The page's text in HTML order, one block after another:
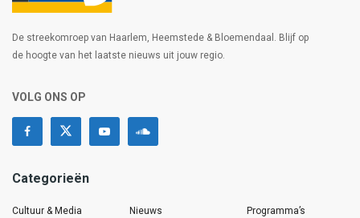
De streekomroep van Haarlem, Heemstede & Bloemendaal. Blijf op
de hoogte van het laatste nieuws uit jouw regio.
VOLG ONS OP
Categorieën
Cultuur & Media
Nieuws
Programma’s